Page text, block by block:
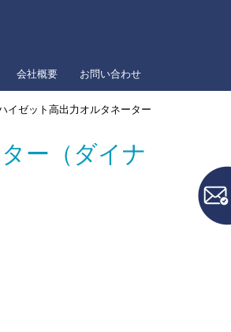
会社概要 お問い合わせ
イゼット高出力オルタネーター
ー（ダイナ